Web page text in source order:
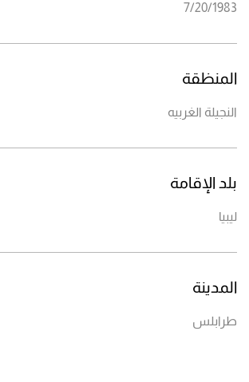
7/20/1983
المنظقة
النجيلة الغربيه
بلد الإقامة
ليبيا
المدينة
طرابلس